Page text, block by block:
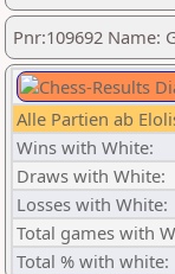
Pnr:109692 Name:
Alle Partien ab
Wins with White:
Draws with White:
Losses with White:
Total games with
Total % with white: